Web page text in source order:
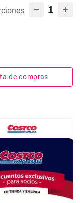
1
de compras